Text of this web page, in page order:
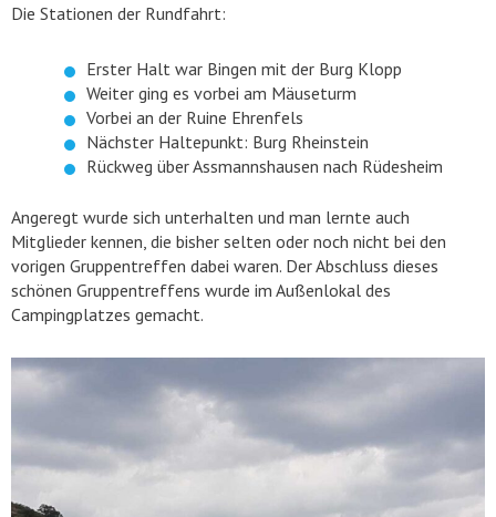
Die Stationen der Rundfahrt:
Erster Halt war Bingen mit der Burg Klopp
Weiter ging es vorbei am Mäuseturm
Vorbei an der Ruine Ehrenfels
Nächster Haltepunkt: Burg Rheinstein
Rückweg über Assmannshausen nach Rüdesheim
Angeregt wurde sich unterhalten und man lernte auch
Mitglieder kennen, die bisher selten oder noch nicht bei den
vorigen Gruppentreffen dabei waren. Der Abschluss dieses
schönen Gruppentreffens wurde im Außenlokal des
Campingplatzes gemacht.